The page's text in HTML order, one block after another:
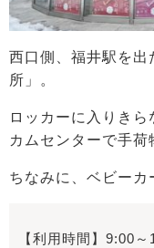
西口側、福井駅を出
所」。
ロッカーに入りき
カムセンターで手荷
ちなみに、ベビーカ
【利用時間】9:00